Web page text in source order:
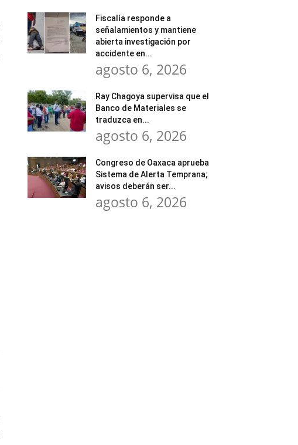
Fiscalía responde a
señalamientos y mantiene
abierta investigación por
accidente en...
agosto 6, 2026
Ray Chagoya supervisa que el
Banco de Materiales se
traduzca en...
agosto 6, 2026
Congreso de Oaxaca aprueba
Sistema de Alerta Temprana;
avisos deberán ser...
agosto 6, 2026